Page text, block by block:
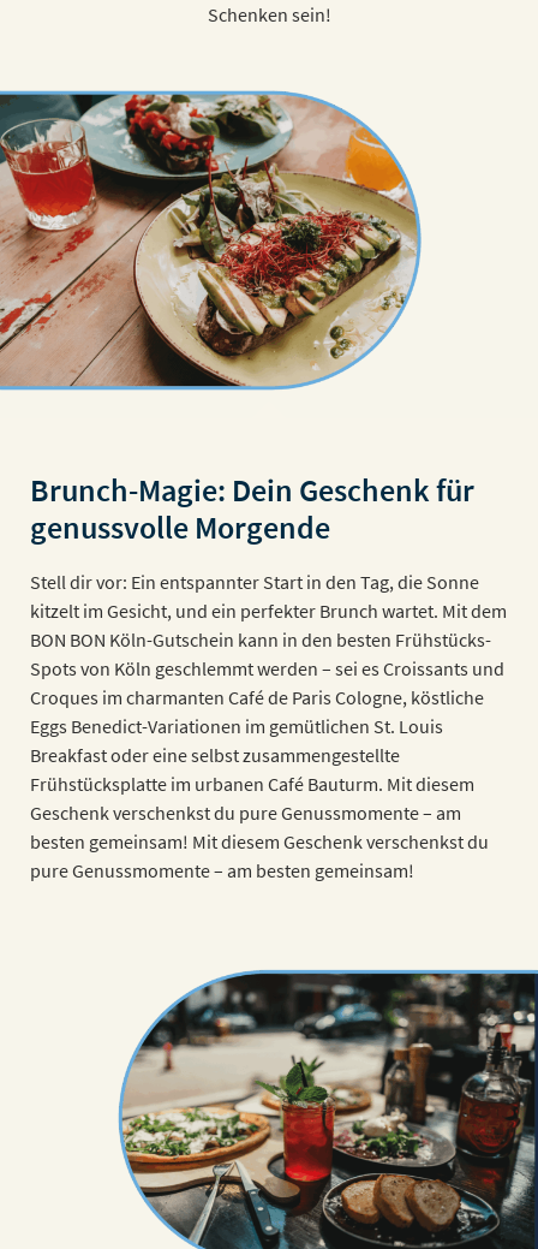
Schenken sein!
Brunch-Magie: Dein Geschenk für
genussvolle Morgende
Stell dir vor: Ein entspannter Start in den Tag, die Sonne
kitzelt im Gesicht, und ein perfekter Brunch wartet. Mit dem
BON BON Köln-Gutschein kann in den besten Frühstücks-
Spots von Köln geschlemmt werden – sei es Croissants und
Croques im charmanten Café de Paris Cologne, köstliche
Eggs Benedict-Variationen im gemütlichen St. Louis
Breakfast oder eine selbst zusammengestellte
Frühstücksplatte im urbanen Café Bauturm. Mit diesem
Geschenk verschenkst du pure Genussmomente – am
besten gemeinsam! Mit diesem Geschenk verschenkst du
pure Genussmomente – am besten gemeinsam!